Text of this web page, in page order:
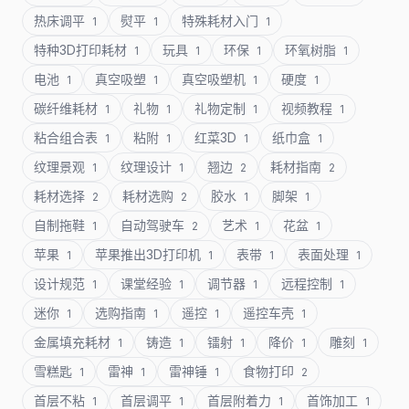
热床调平 1 熨平 1 特殊耗材入门 1
特种3D打印耗材 1 玩具 1 环保 1 环氧树脂 1
电池 1 真空吸塑 1 真空吸塑机 1 硬度 1
碳纤维耗材 1 礼物 1 礼物定制 1 视频教程 1
粘合组合表 1 粘附 1 红菜3D 1 纸巾盒 1
纹理景观 1 纹理设计 1 翘边 2 耗材指南 2
耗材选择 2 耗材选购 2 胶水 1 脚架 1
自制拖鞋 1 自动驾驶车 2 艺术 1 花盆 1
苹果 1 苹果推出3D打印机 1 表带 1 表面处理 1
设计规范 1 课堂经验 1 调节器 1 远程控制 1
迷你 1 选购指南 1 遥控 1 遥控车壳 1
金属填充耗材 1 铸造 1 镭射 1 降价 1 雕刻 1
雪糕匙 1 雷神 1 雷神锤 1 食物打印 2
首层不粘 1 首层调平 1 首层附着力 1 首饰加工 1